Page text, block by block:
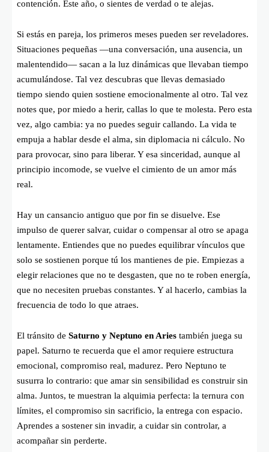
contención. Este año, o sientes de verdad o te alejas.
Si estás en pareja, los primeros meses pueden ser reveladores.
Situaciones pequeñas —una conversación, una ausencia, un
malentendido— sacan a la luz dinámicas que llevaban tiempo
acumulándose. Tal vez descubras que llevas demasiado
tiempo siendo quien sostiene emocionalmente al otro. Tal vez
notes que, por miedo a herir, callas lo que te molesta. Pero esta
vez, algo cambia: ya no puedes seguir callando. La vida te
empuja a hablar desde el alma, sin diplomacia ni cálculo. No
para provocar, sino para liberar. Y esa sinceridad, aunque al
principio incomode, se vuelve el cimiento de un amor más
real.
Hay un cansancio antiguo que por fin se disuelve. Ese
impulso de querer salvar, cuidar o compensar al otro se apaga
lentamente. Entiendes que no puedes equilibrar vínculos que
solo se sostienen porque tú los mantienes de pie. Empiezas a
elegir relaciones que no te desgasten, que no te roben energía,
que no necesiten pruebas constantes. Y al hacerlo, cambias la
frecuencia de todo lo que atraes.
El tránsito de Saturno y Neptuno en Aries también juega su
papel. Saturno te recuerda que el amor requiere estructura
emocional, compromiso real, madurez. Pero Neptuno te
susurra lo contrario: que amar sin sensibilidad es construir sin
alma. Juntos, te muestran la alquimia perfecta: la ternura con
límites, el compromiso sin sacrificio, la entrega con espacio.
Aprendes a sostener sin invadir, a cuidar sin controlar, a
acompañar sin perderte.